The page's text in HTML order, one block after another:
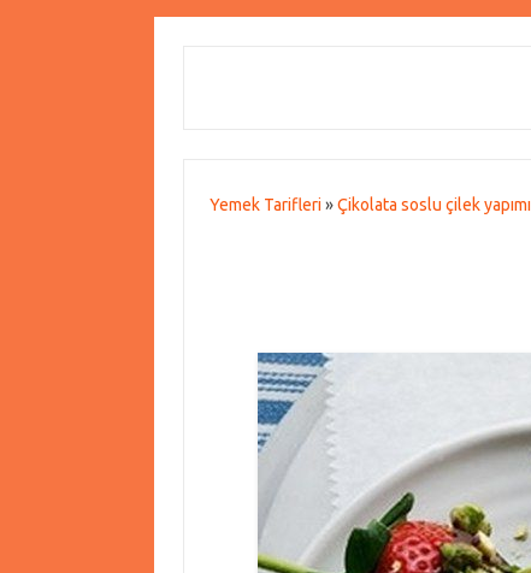
Yemek Tarifleri »Çikolata soslu çilek yapımı